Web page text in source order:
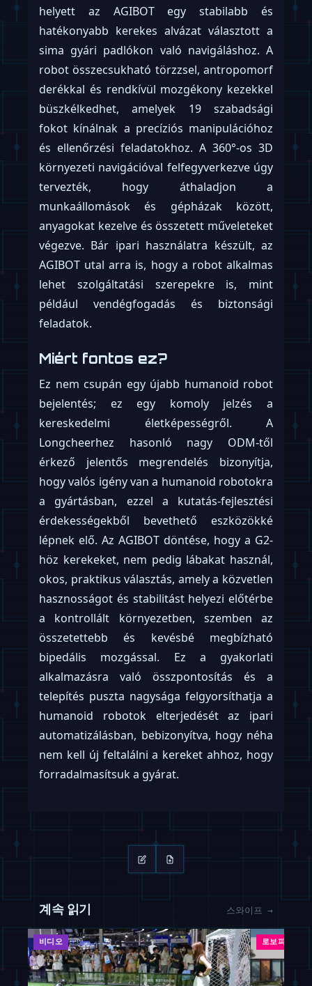
helyett az AGIBOT egy stabilabb és
hatékonyabb kerekes alvázat választott a
sima gyári padlókon való navigáláshoz. A
robot összecsukható törzzsel, antropomorf
derékkal és rendkívül mozgékony kezekkel
büszkélkedhet, amelyek 19 szabadsági
fokot kínálnak a precíziós manipulációhoz
és ellenőrzési feladatokhoz. A 360°-os 3D
környezeti navigációval felfegyverkezve úgy
tervezték, hogy áthaladjon a
munkaállomások és gépházak között,
anyagokat kezelve és összetett műveleteket
végezve. Bár ipari használatra készült, az
AGIBOT utal arra is, hogy a robot alkalmas
lehet szolgáltatási szerepekre is, mint
például vendégfogadás és biztonsági
feladatok.
Miért fontos ez?
Ez nem csupán egy újabb humanoid robot
bejelentés; ez egy komoly jelzés a
kereskedelmi életképességről. A
Longcheerhez hasonló nagy ODM-től
érkező jelentős megrendelés bizonyítja,
hogy valós igény van a humanoid robotokra
a gyártásban, ezzel a kutatás-fejlesztési
érdekességekből bevethető eszközökké
lépnek elő. Az AGIBOT döntése, hogy a G2-
höz kerekeket, nem pedig lábakat használ,
okos, praktikus választás, amely a közvetlen
hasznosságot és stabilitást helyezi előtérbe
a kontrollált környezetben, szemben az
összetettebb és kevésbé megbízható
bipedális mozgással. Ez a gyakorlati
alkalmazásra való összpontosítás és a
telepítés puszta nagysága felgyorsíthatja a
humanoid robotok elterjedését az ipari
automatizálásban, bebizonyítva, hogy néha
nem kell új feltalálni a kereket ahhoz, hogy
forradalmasítsuk a gyárat.
계속 읽기 스와이프 →
비디오 로보피드